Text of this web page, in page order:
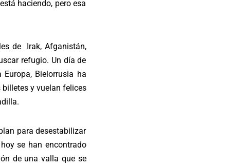
haciendo, pero esa
de Irak, Afganistán,
refugio. Un día de
Bielorrusia ha
y vuelan felices
para desestabilizar
se han encontrado
de una valla que se